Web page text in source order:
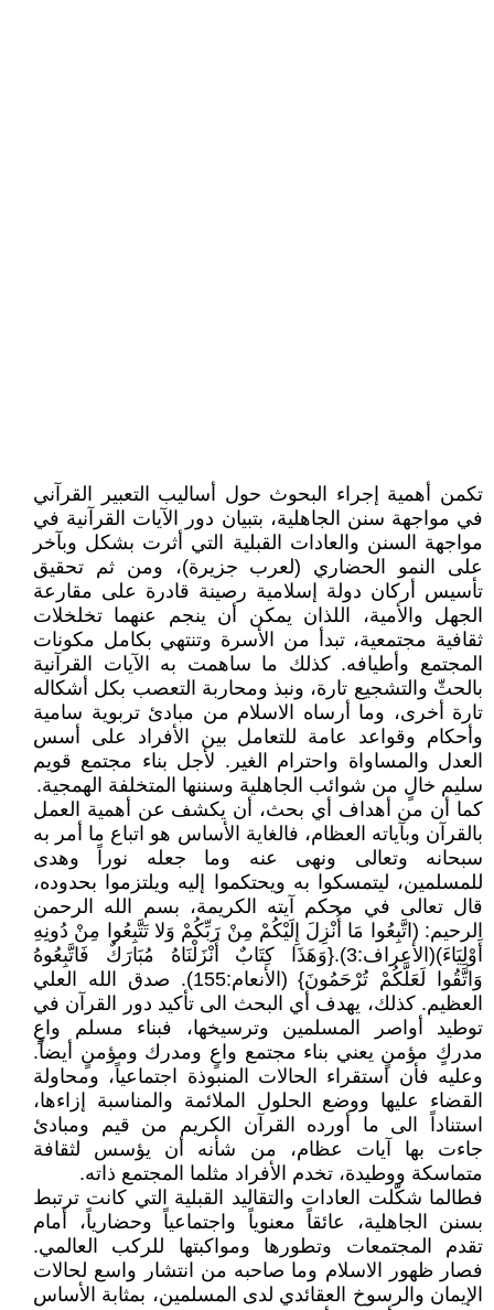
تكمن أهمية إجراء البحوث حول أساليب التعبير القرآني
في مواجهة سنن الجاهلية، بتبيان دور الآيات القرآنية في
مواجهة السنن والعادات القبلية التي أثرت بشكل وبآخر
على النمو الحضاري (لعرب جزيرة)، ومن ثم تحقيق
تأسيس أركان دولة إسلامية رصينة قادرة على مقارعة
الجهل والأمية، اللذان يمكن أن ينجم عنهما تخلخلات
ثقافية مجتمعية، تبدأ من الأسرة وتنتهي بكامل مكونات
المجتمع وأطيافه. كذلك ما ساهمت به الآيات القرآنية
بالحثّ والتشجيع تارة، ونبذ ومحاربة التعصب بكل أشكاله
تارة أخرى، وما أرساه الاسلام من مبادئ تربوية سامية
وأحكام وقواعد عامة للتعامل بين الأفراد على أسس
العدل والمساواة واحترام الغير. لأجل بناء مجتمع قويم
سليم خالٍ من شوائب الجاهلية وسننها المتخلفة الهمجية.
كما أن من أهداف أي بحث، أن يكشف عن أهمية العمل
بالقرآن وبآياته العظام، فالغاية الأساس هو اتباع ما أمر به
سبحانه وتعالى ونهى عنه وما جعله نوراً وهدى
للمسلمين، ليتمسكوا به ويحتكموا إليه ويلتزموا بحدوده،
قال تعالى في محكم آيته الكريمة، بسم الله الرحمن
الرحيم: (اتَّبِعُوا مَا أُنْزِلَ إِلَيْكُمْ مِنْ رَبِّكُمْ وَلا تَتَّبِعُوا مِنْ دُونِهِ
أَوْلِيَاءَ)(الأعراف:3).{وَهَذَا كِتَابٌ أَنْزَلْنَاهُ مُبَارَكٌ فَاتَّبِعُوهُ
وَاتَّقُوا لَعَلَّكُمْ تُرْحَمُونَ} (الأنعام:155). صدق الله العلي
العظيم. كذلك، يهدف أي البحث الى تأكيد دور القرآن في
توطيد أواصر المسلمين وترسيخها، فبناء مسلم واعٍ
مدركٍ مؤمنٍ يعني بناء مجتمع واعٍ ومدرك ومؤمنٍ أيضاً.
وعليه فأن استقراء الحالات المنبوذة اجتماعياً، ومحاولة
القضاء عليها ووضع الحلول الملائمة والمناسبة إزاءها،
استناداً الى ما أورده القرآن الكريم من قيم ومبادئ
جاءت بها آيات عظام، من شأنه أن يؤسس لثقافة
متماسكة ووطيدة، تخدم الأفراد مثلما المجتمع ذاته.
فطالما شكّلت العادات والتقاليد القبلية التي كانت ترتبط
بسنن الجاهلية، عائقاً معنوياً واجتماعياً وحضارياً، أمام
تقدم المجتمعات وتطورها ومواكبتها للركب العالمي.
فصار ظهور الاسلام وما صاحبه من انتشار واسع لحالات
الإيمان والرسوخ العقائدي لدى المسلمين، بمثابة الأساس